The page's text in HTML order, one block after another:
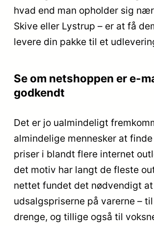
hvad end man opholder sig
Skive eller Lystrup – er at få
levere din pakke til et
Se om netshoppen er e-
godkendt
Det er jo ualmindeligt
almindelige mennesker at
priser i blandt flere internet
det motiv har langt de fleste
nettet fundet det nødvendigt
udsalgspriserne på varerne –
drenge, og tillige også til